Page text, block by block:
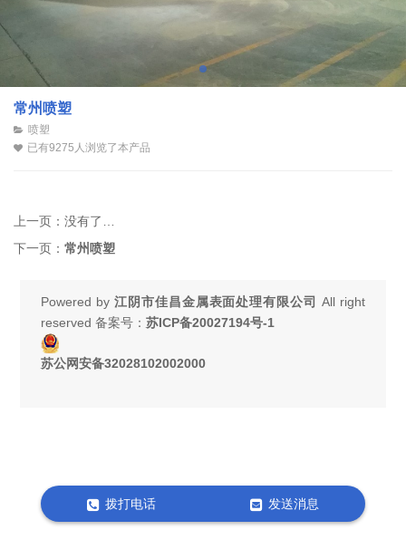
常州喷塑
喷塑
已有9275人浏览了本产品
上一页： 没有了…
下一页： 常州喷塑
Powered by 江阴市佳昌金属表面处理有限公司 All right
reserved 备案号： 苏ICP备20027194号-1
苏公网安备32028102002000
拨打电话 发送消息